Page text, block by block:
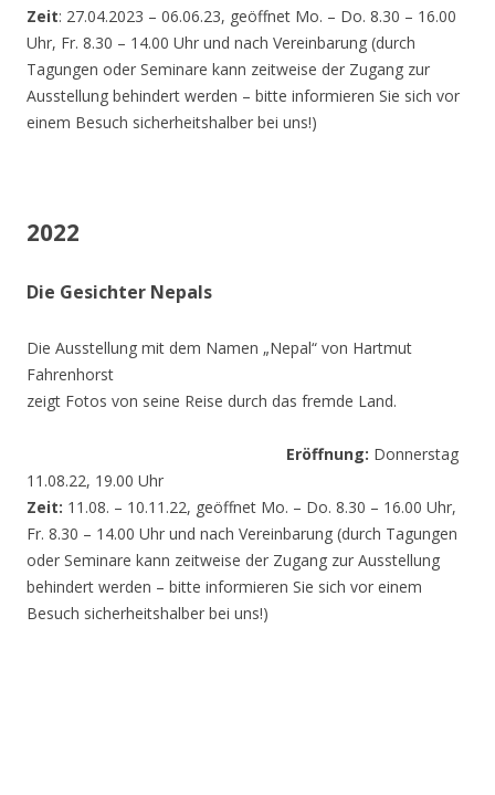
Zeit: 27.04.2023 – 06.06.23, geöffnet Mo. – Do. 8.30 – 16.00
Uhr, Fr. 8.30 – 14.00 Uhr und nach Vereinbarung (durch
Tagungen oder Seminare kann zeitweise der Zugang zur
Ausstellung behindert werden – bitte informieren Sie sich vor
einem Besuch sicherheitshalber bei uns!)
2022
Die Gesichter Nepals
Die Ausstellung mit dem Namen „Nepal“ von Hartmut
Fahrenhorst
zeigt Fotos von seine Reise durch das fremde Land.
Eröffnung: Donnerstag
11.08.22, 19.00 Uhr
Zeit: 11.08. – 10.11.22, geöffnet Mo. – Do. 8.30 – 16.00 Uhr,
Fr. 8.30 – 14.00 Uhr und nach Vereinbarung (durch Tagungen
oder Seminare kann zeitweise der Zugang zur Ausstellung
behindert werden – bitte informieren Sie sich vor einem
Besuch sicherheitshalber bei uns!)